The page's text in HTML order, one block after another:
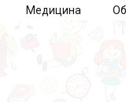
Медицина